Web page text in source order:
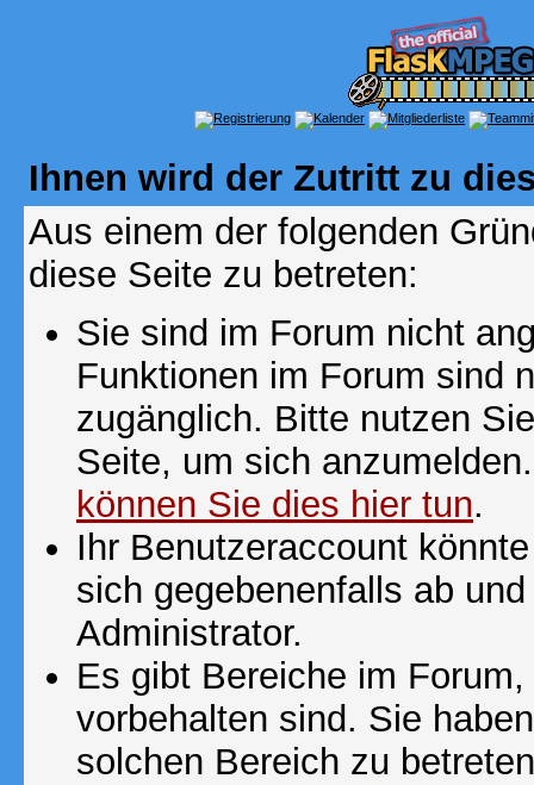
Ihnen wird der Zutritt zu
Aus einem der folgenden
diese Seite zu betreten:
Sie sind im Forum nicht
Funktionen im Forum sind
zugänglich. Bitte nutzen
Seite, um sich
können Sie dies hier tun.
Ihr Benutzeraccount
sich gegebenenfalls ab
Administrator.
Es gibt Bereiche im
vorbehalten sind. Sie
solchen Bereich zu